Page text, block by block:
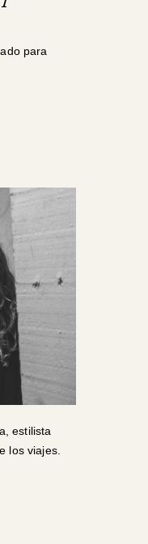
para
estilista
los viajes.